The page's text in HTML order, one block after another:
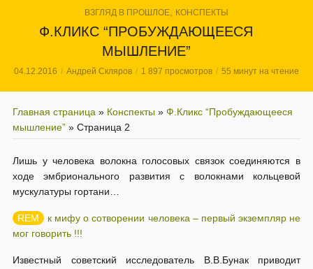
ВЗГЛЯД В ПРОШЛОЕ КОНСПЕКТЫ
Ф.КЛИКС “ПРОБУЖДАЮЩЕЕСЯ
МЫШЛЕНИЕ”
04.12.2016 Андрей Скляров 1 897 просмотров 55 минут на чтение
Главная страница » Конспекты » Ф.Кликс “Пробуждающееся
мышление” » Страница 2
Лишь у человека волокна голосовых связок соединяются в
ходе эмбрионального развития с волокнами кольцевой
мускулатуры гортани…
к мифу о сотворении человека – первый экземпляр не
мог говорить !!!
Известный советский исследователь В.В.Бунак приводит